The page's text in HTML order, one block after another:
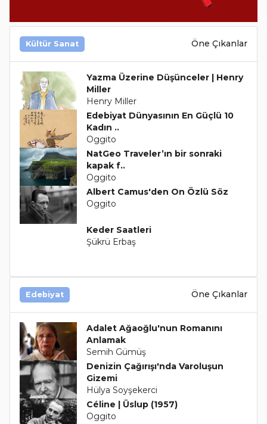
Kültür Sanat Öne Çıkanlar
Yazma Üzerine Düşünceler | Henry
Miller
Henry Miller
Edebiyat Dünyasının En Güçlü 10
Kadın ..
Oggito
NatGeo Traveler’ın bir sonraki
kapak f..
Oggito
Albert Camus'den On Özlü Söz
Oggito
Keder Saatleri
Şükrü Erbaş
Edebiyat Öne Çıkanlar
Adalet Ağaoğlu'nun Romanını
Anlamak
Semih Gümüş
Denizin Çağırışı'nda Varoluşun
Gizemi
Hülya Soyşekerci
Céline | Üslup (1957)
Oggito